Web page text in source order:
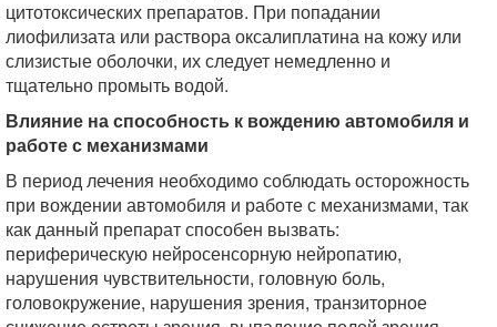
цитотоксических препаратов. При попадании
лиофилизата или раствора оксалиплатина на кожу или
слизистые оболочки, их следует немедленно и
тщательно промыть водой.
Влияние на способность к вождению автомобиля и
работе с механизмами
В период лечения необходимо соблюдать осторожность
при вождении автомобиля и работе с механизмами, так
как данный препарат способен вызвать:
периферическую нейросенсорную нейропатию,
нарушения чувствительности, головную боль,
головокружение, нарушения зрения, транзиторное